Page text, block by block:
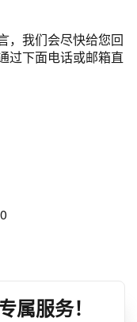
，我们会尽快给您回
过下面电话或邮箱直
属服务！